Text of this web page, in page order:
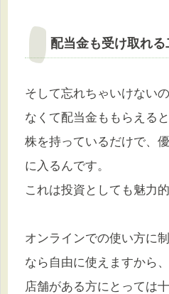
配当金も受け取れ
そして忘れちゃいけない
なくて配当金ももらえると
株を持っているだけで、
に入るんです。
これは投資としても魅力
オンラインでの使い方に
なら自由に使えますから
店舗がある方にとっては